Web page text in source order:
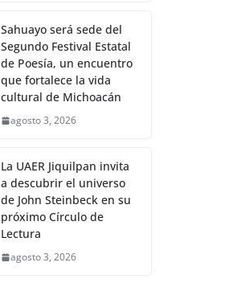
Sahuayo será sede del
Segundo Festival Estatal
de Poesía, un encuentro
que fortalece la vida
cultural de Michoacán
agosto 3, 2026
La UAER Jiquilpan invita
a descubrir el universo
de John Steinbeck en su
próximo Círculo de
Lectura
agosto 3, 2026